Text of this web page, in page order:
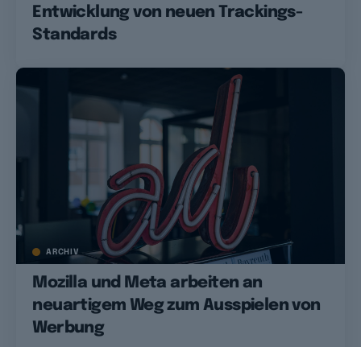
Entwicklung von neuen Trackings-
Standards
ARCHIV
Mozilla und Meta arbeiten an
neuartigem Weg zum Ausspielen von
Werbung